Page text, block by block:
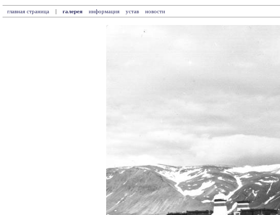
главная страница галерея информация устав новости